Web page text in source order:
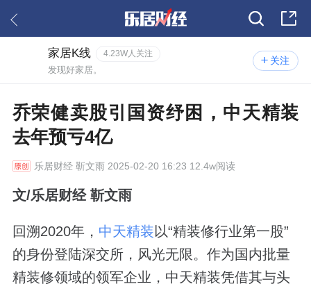
关注
家居K线 4.23W人关注
发现好家居。
乔荣健卖股引国资纾困，中天精装
去年预亏4亿
乐居财经靳文雨 2025-02-20 16:23 12.4w阅读
文/乐居财经 靳文雨
回溯2020年， 中天精装以“精装修行业第一股”
的身份登陆深交所，风光无限。作为国内批量
精装修领域的领军企业，中天精装凭借其与头